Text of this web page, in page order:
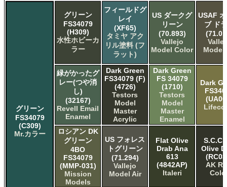
グリーン
FS34079
(C309)
Mr.カラー
グリーン
FS34079
(H309)
水性ホビーカ
ラー
フィールドグ
レイ
(XF65)
タミヤ アク
リル塗料 (フ
ラット)
US ダークグ
リーン
(70.893)
Vallejo
Model Color
USAF
ブ ド
Model
緑がかったグ
レー(つや消
し)
(32167)
Revell Email
Enamel
Dark Green
FS34079 (F)
(4726)
Testors
Model
Master
Acrylic
Dark Green
FS 34079
(1710)
Testors
Model
Master
Enamel
Dark
ロシアン DK
グリーン
4BO
FS34079
(MMP-031)
Mission
Models
US フォレス
トグリーン
(71.294)
Vallejo
Model Air
Flat Olive
Drab Ana
613
(4842AP)
Italeri
S.C.C.
Olive
AK